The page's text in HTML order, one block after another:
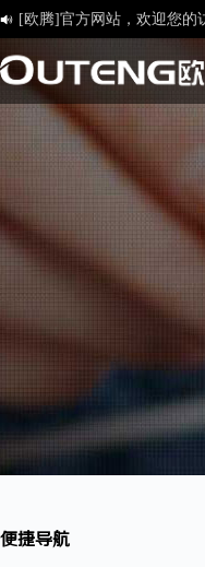

创造一流品牌 打造一流服务
便捷导航